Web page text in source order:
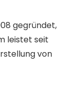
gegründet,
leistet seit
von